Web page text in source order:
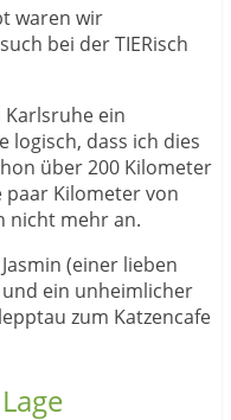
waren wir
bei der TIERisch
ein
logisch, dass ich dies
über 200 Kilometer
Kilometer von
nicht mehr an.
(einer lieben
ein unheimlicher
zum Katzencafe